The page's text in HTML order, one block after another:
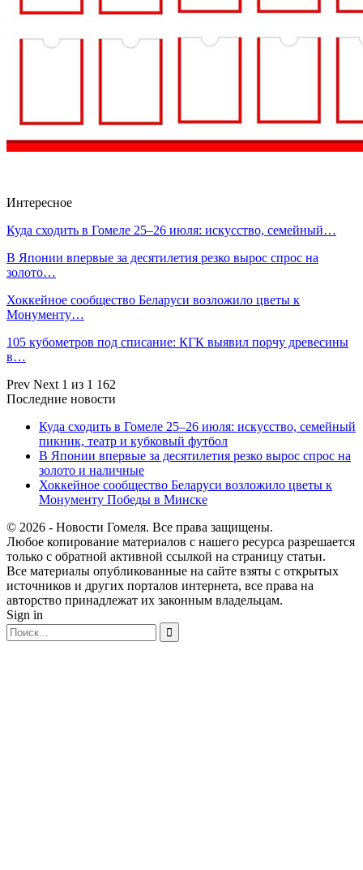
Интересное
Куда сходить в Гомеле 25–26 июля: искусство, семейный…
В Японии впервые за десятилетия резко вырос спрос на
золото…
Хоккейное сообщество Беларуси возложило цветы к
Монументу…
105 кубометров под списание: КГК выявил порчу древесины
в…
Prev Next 1 из 1 162
Последние новости
Куда сходить в Гомеле 25–26 июля: искусство, семейный
пикник, театр и кубковый футбол
В Японии впервые за десятилетия резко вырос спрос на
золото и наличные
Хоккейное сообщество Беларуси возложило цветы к
Монументу Победы в Минске
© 2026 - Новости Гомеля. Все права защищены.
Любое копирование материалов с нашего ресурса разрешается
только с обратной активной ссылкой на страницу статьи.
Все материалы опубликованные на сайте взяты с открытых
источников и других порталов интернета, все права на
авторство принадлежат их законным владельцам.
Sign in